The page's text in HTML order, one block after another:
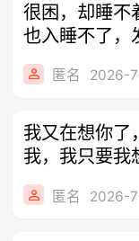
很困，却睡不
也入睡不了，
匿名 2026-
我又在想你了
我，我只要我
匿名 2026-